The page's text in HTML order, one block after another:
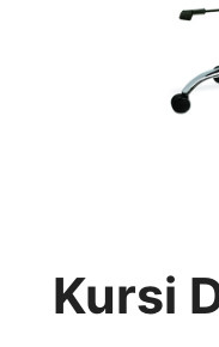
Kursi